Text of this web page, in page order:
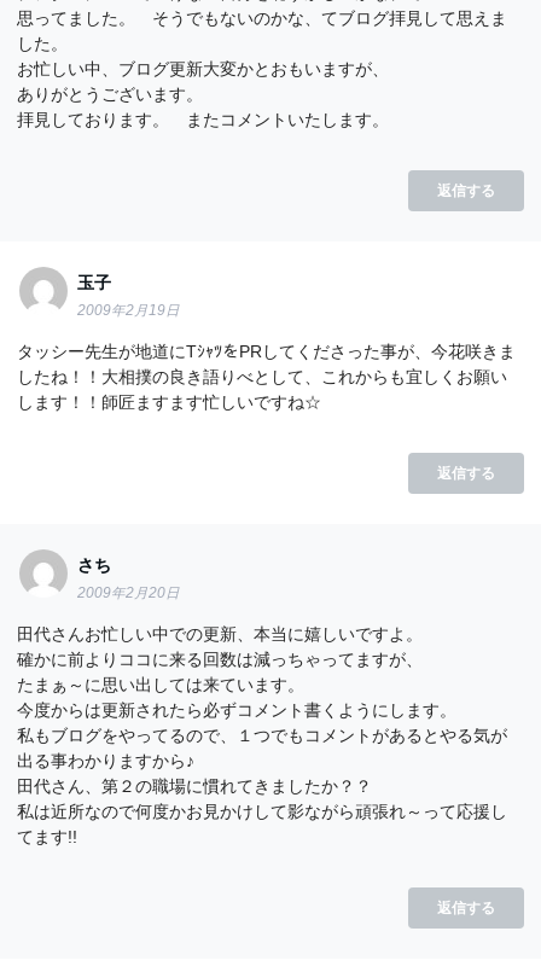
思ってました。 そうでもないのかな、てブログ拝見して思えま
した。
お忙しい中、ブログ更新大変かとおもいますが、
ありがとうございます。
拝見しております。 またコメントいたします。
返信する
玉子
2009年2月19日
タッシー先生が地道にTｼｬﾂをPRしてくださった事が、今花咲きま
したね！！大相撲の良き語りべとして、これからも宜しくお願い
します！！師匠ますます忙しいですね☆
返信する
さち
2009年2月20日
田代さんお忙しい中での更新、本当に嬉しいですよ。
確かに前よりココに来る回数は減っちゃってますが、
たまぁ～に思い出しては来ています。
今度からは更新されたら必ずコメント書くようにします。
私もブログをやってるので、１つでもコメントがあるとやる気が
出る事わかりますから♪
田代さん、第２の職場に慣れてきましたか？？
私は近所なので何度かお見かけして影ながら頑張れ～って応援し
てます!!
返信する